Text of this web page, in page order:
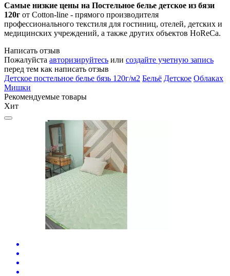
Самые низкие цены на Постельное белье детское из бязи
120г от Cotton-line - прямого производителя
профессионального текстиля для гостиниц, отелей, детских и
медицинских учреждений, а также других объектов HoReCa.
Написать отзыв
Пожалуйста авторизируйтесь или создайте учетную запись
перед тем как написать отзыв
Детское постельное белье бязь 120г/м2 Бельё Детское Облаках
Мишки
Рекомендуемые товары
Хит